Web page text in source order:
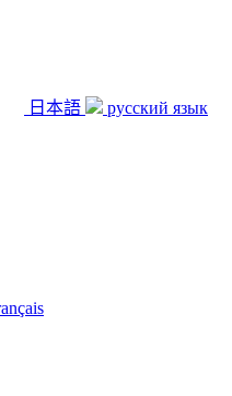
日本語
русский язык